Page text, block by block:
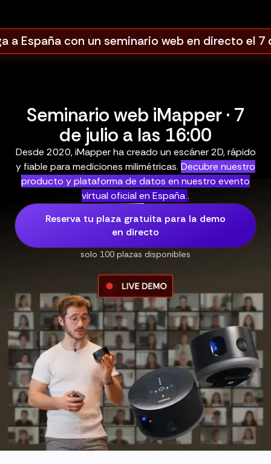
a España con un seminario web en directo el 7
Seminario web iMapper · 7
de julio a las 16:00
Desde 2020, iMapper ha creado un escáner 2D, rápido
y fiable para mediciones milimétricas. Decubre nuestro
producto y plataforma de datos en nuestro evento
virtual oficial en España.
Reserva tu plaza gratuita para la demo
en directo
solo 100 plazas disponibles